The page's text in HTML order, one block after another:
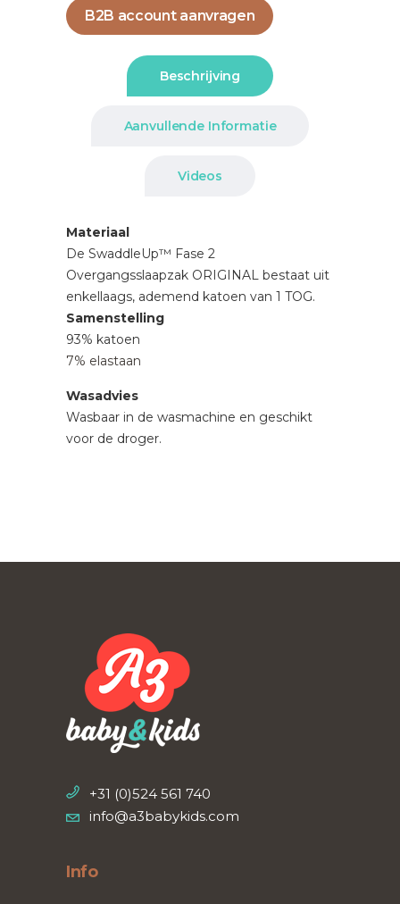
B2B account aanvragen
Beschrijving
Aanvullende Informatie
Videos
Materiaal
De SwaddleUp™ Fase 2
Overgangsslaapzak ORIGINAL bestaat uit
enkellaags, ademend katoen van 1 TOG.
Samenstelling
93% katoen
7% elastaan
Wasadvies
Wasbaar in de wasmachine en geschikt
voor de droger.
+31 (0)524 561 740
info@a3babykids.com
Info